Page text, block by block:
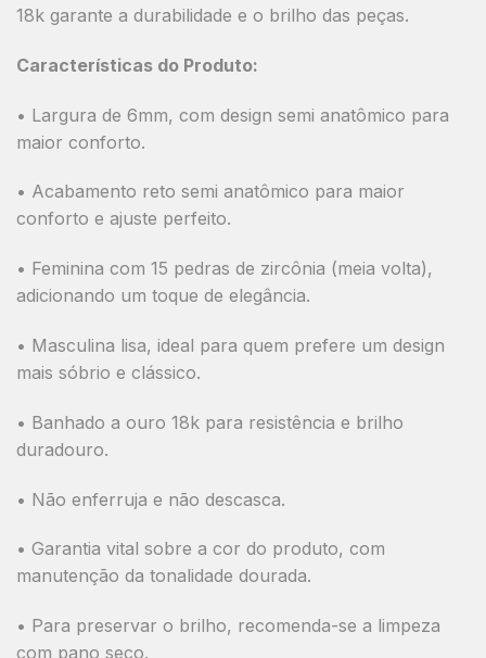
18k garante a durabilidade e o brilho das peças.
Características do Produto:
• Largura de 6mm, com design semi anatômico para
maior conforto.
• Acabamento reto semi anatômico para maior
conforto e ajuste perfeito.
• Feminina com 15 pedras de zircônia (meia volta),
adicionando um toque de elegância.
• Masculina lisa, ideal para quem prefere um design
mais sóbrio e clássico.
• Banhado a ouro 18k para resistência e brilho
duradouro.
• Não enferruja e não descasca.
• Garantia vital sobre a cor do produto, com
manutenção da tonalidade dourada.
• Para preservar o brilho, recomenda-se a limpeza
com pano seco.